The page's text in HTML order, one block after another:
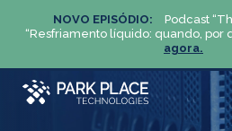
NOVO EPISÓDIO:
Podcast
“Resfriamento líquido: quando, por
agora.